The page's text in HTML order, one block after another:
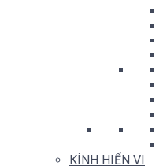
KÍNH HIỂN VI